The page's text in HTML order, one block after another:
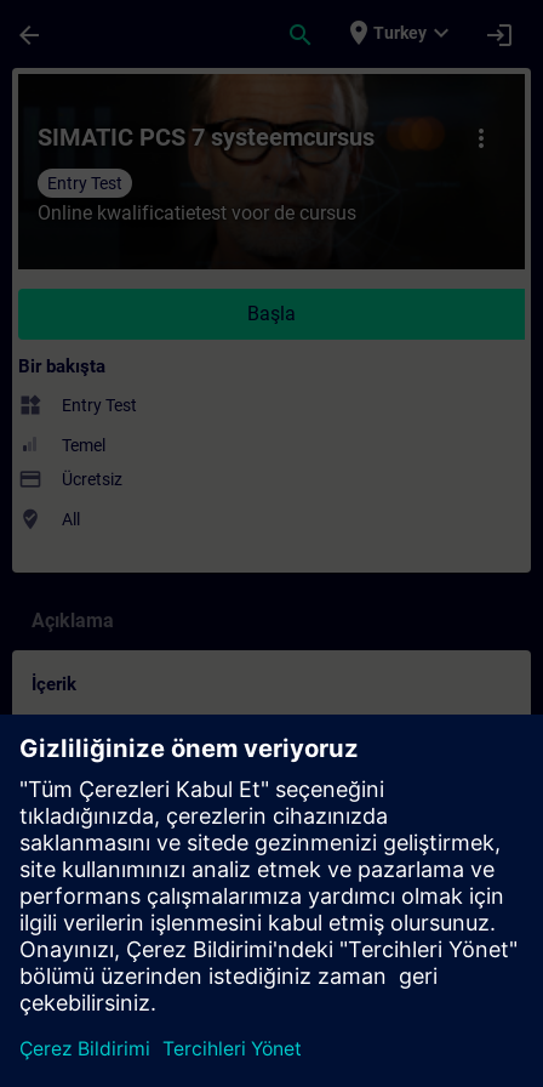
arrow_back search place Turkey expand_more login
Kurs - SIMATIC PCS 7 systeemcursus -
more_vert
SIMATIC PCS 7 systeemcursus
Entry Test
Online kwalificatietest voor de cursus
Başla
Bir bakışta
widgets Entry Test
Temel
payment Ücretsiz
where_to_vote All
Açıklama
İçerik
Deze test helpt u om erachter te komen of u over de vereiste
basiskennis beschikt.
De test heeft 10 vragen
.
Er is
geen tijdslimiet.
Als umeer dan 70% correct antwoordt, bent u klaar om
aan de cursus deel te nemen.
Als uminder dan 70%scoort, raden wij u aan het
curriculum Process Control Technology for Beginnerste
leren om uw basis op te bouwen.